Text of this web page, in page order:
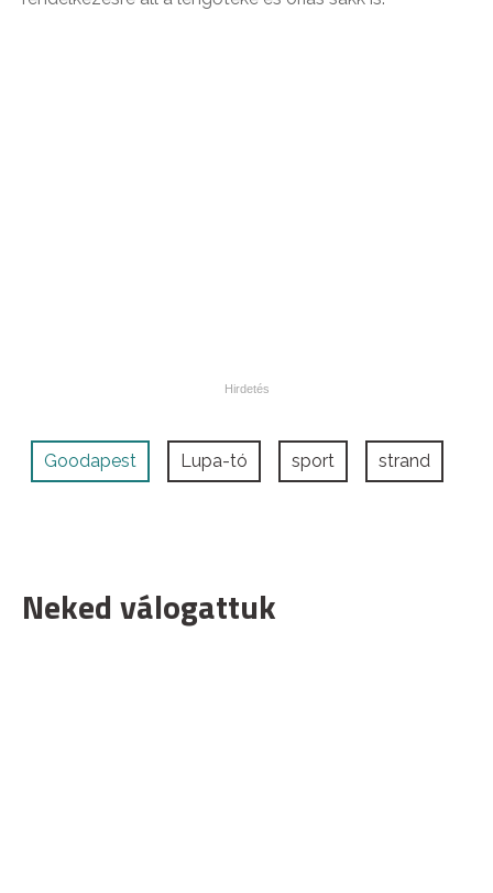
Goodapest Lupa-tó sport strand
Neked válogattuk